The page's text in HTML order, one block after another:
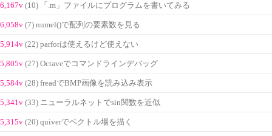
6,167v (10) 「.m」ファイルにプログラムを書いてみる
6,058v (7) numel()で配列の要素数を見る
5,914v (22) parforは使えるけど使えない
5,805v (27) Octaveでコマンドラインデバッグ
5,584v (28) freadでBMP画像を読み込み表示
5,341v (33) ニューラルネットでsin関数を近似
5,315v (20) quiverでベクトル場を描く